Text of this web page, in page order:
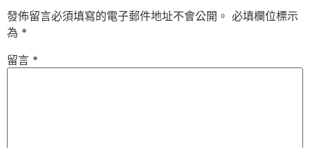
發佈留言必須填寫的電子郵件地址不會公開。 必填欄位標示
為 *
留言 *